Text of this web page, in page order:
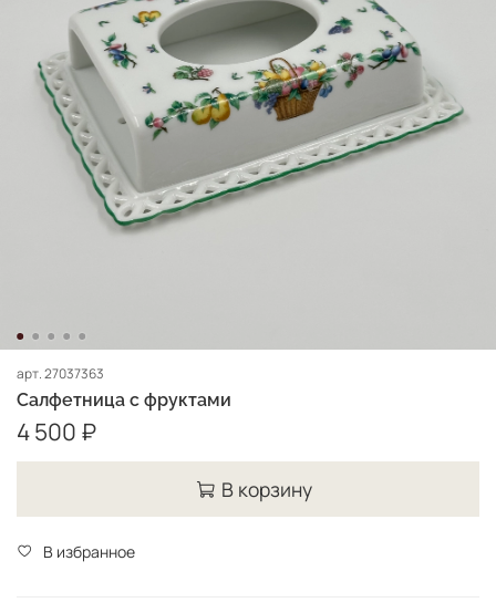
арт.27037363
Салфетница с фруктами
4 500 ₽
В корзину
В избранное